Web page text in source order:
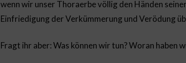
wenn wir unser Thoraerbe völlig den Händen
Einfriedigung der Verkümmerung und Verödung
Fragt ihr aber: Was können wir tun? Woran haben